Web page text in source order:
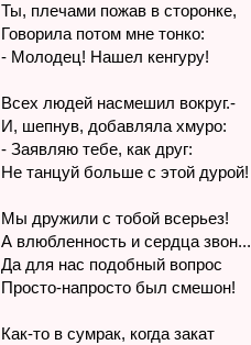
Ты, плечами пожав в сторонке,
Говорила потом мне тонко:
- Молодец! Нашел кенгуру!
Всех людей насмешил вокруг.-
И, шепнув, добавляла хмуро:
- Заявляю тебе, как друг:
Не танцуй больше с этой дурой!
Мы дружили с тобой всерьез!
А влюбленность и сердца звон...
Да для нас подобный вопрос
Просто-напросто был смешон!
Как-то в сумрак, когда закат